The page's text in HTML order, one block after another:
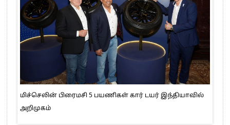
மிச்செலின் பிரைமசி 5 பயணிகள் கார் டயர் இந்தியாவில்
அறிமுகம்